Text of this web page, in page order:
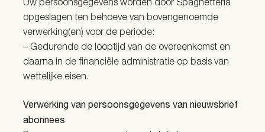
Uw persoonsgegevens worden door Spaghetteria
opgeslagen ten behoeve van bovengenoemde
verwerking(en) voor de periode:
– Gedurende de looptijd van de overeenkomst en
daarna in de financiële administratie op basis van
wettelijke eisen.
Verwerking van persoonsgegevens van nieuwsbrief
abonnees